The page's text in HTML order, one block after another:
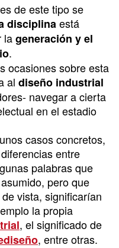
de este tipo se
disciplinaestá
lageneración y el
.
ocasiones sobre esta
al diseño industrial
navegar a cierta
en el estadio
casos concretos,
entre
palabras que
pero que
vista, significarían
la propia
, el significado de
, entre otras.